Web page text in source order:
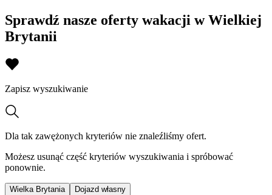
Sprawdź nasze oferty wakacji w Wielkiej
Brytanii
Zapisz wyszukiwanie
Dla tak zawężonych kryteriów nie znaleźliśmy ofert.
Możesz usunąć część kryteriów wyszukiwania i spróbować
ponownie.
Wielka Brytania Dojazd własny